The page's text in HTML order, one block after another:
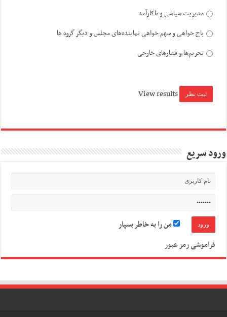
مدیریت سیاسی و ناکارآمد
باج خواهی و سهم خواهی نماینده‌های مجلس و دیگر گروه ها
تحریم‌ها و فشارهای خارجی
View results
ورود سریع
من را به خاطر بسپار
فراموشی رمز عبور